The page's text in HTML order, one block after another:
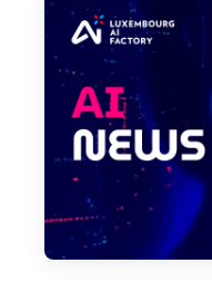
Clear all